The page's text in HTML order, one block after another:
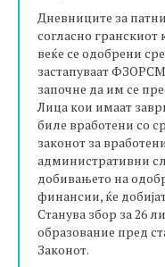
Дневниците за
согласно гранскиот
веќе се одобрени
застапуваат
започне да им се
Лица кои имаат
биле вработени со
законот за
административни
добивањето на
финансии, ќе
Станува збор за 26
образование пред
Законот.